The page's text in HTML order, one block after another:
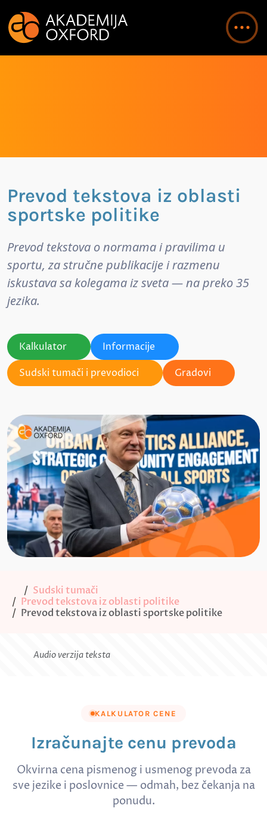
Prevod tekstova iz oblasti
sportske politike
Prevod tekstova o normama i pravilima u
sportu, za stručne publikacije i razmenu
iskustava sa kolegama iz sveta — na preko 35
jezika.
Kalkulator
Informacije
Sudski tumači i prevodioci
Gradovi
Sudski tumači
Prevod tekstova iz oblasti politike
Prevod tekstova iz oblasti sportske politike
Audio verzija teksta
KALKULATOR CENE
Izračunajte cenu prevoda
Okvirna cena pismenog i usmenog prevoda za
sve jezike i poslovnice — odmah, bez čekanja na
ponudu.